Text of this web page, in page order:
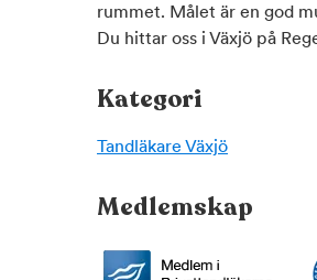
rummet. Målet är en god
Du hittar oss i Växjö på
Kategori
Tandläkare Växjö
Medlemskap